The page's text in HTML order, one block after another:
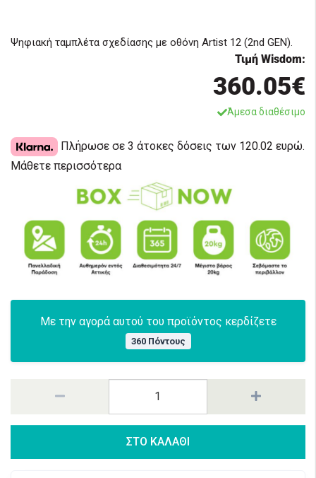
Ψηφιακή ταμπλέτα σχεδίασης με οθόνη Artist 12 (2nd GEN).
Τιμή Wisdom:
360.05€
Άμεσα διαθέσιμο
Πλήρωσε σε 3 άτοκες δόσεις των 120.02 ευρώ.
Μάθετε περισσότερα
Με την αγορά αυτού του προϊόντος κερδίζετε
360 Πόντους
ΣΤΟ ΚΑΛΑΘΙ